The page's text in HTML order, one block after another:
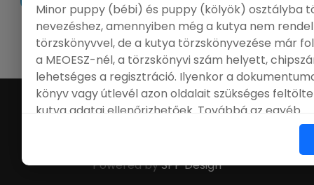
| Ügyfélszolgálat | GY.Í.K. FCI MEOESZ
© Online Nevezés . All Rights Reserved.
Powered bySPP Design
Minor puppy (bébi) és puppy (kölyök) osztályba
nevezéshez, amennyiben még a kutya nem
törzskönyvvel, de a kutya törzskönyvezése már
a MEOESZ-nél, a törzskönyvi szám helyett,
lehetséges a regisztráció. Ilyenkor a
könyv vagy útlevél azon oldalait szükséges
kutya adatai ellenőrizhetőek. Továbbá az egyéb
dokumentumokhoz a tulajdonos változás